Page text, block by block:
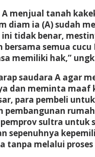
A menjual tanah
diam ia (A) sudah
tidak benar,
bersama semua
memiliki hak,”
saudara A agar
dan meminta maaf
para pembeli
pembangunan
sultra untuk
sepenuhnya
tanpa melalui